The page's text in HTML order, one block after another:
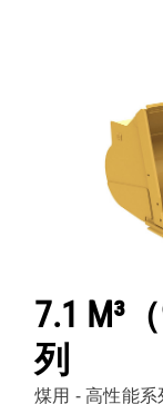
7.1 M³
列
煤用 - 高性能系